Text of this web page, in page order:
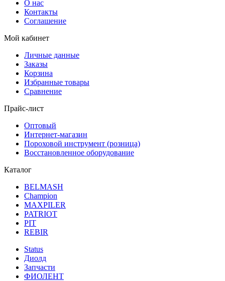
О нас
Контакты
Соглашение
Мой кабинет
Личные данные
Заказы
Корзина
Избранные товары
Сравнение
Прайс-лист
Оптовый
Интернет-магазин
Пороховой инструмент (розница)
Восстановленное оборудование
Каталог
BELMASH
Champion
MAXPILER
PATRIOT
PIT
REBIR
Status
Диолд
Запчасти
ФИОЛЕНТ